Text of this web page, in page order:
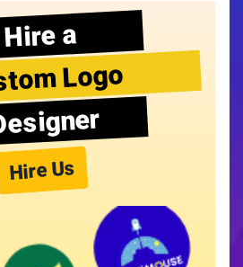
Hire a
Logo
Hire Us